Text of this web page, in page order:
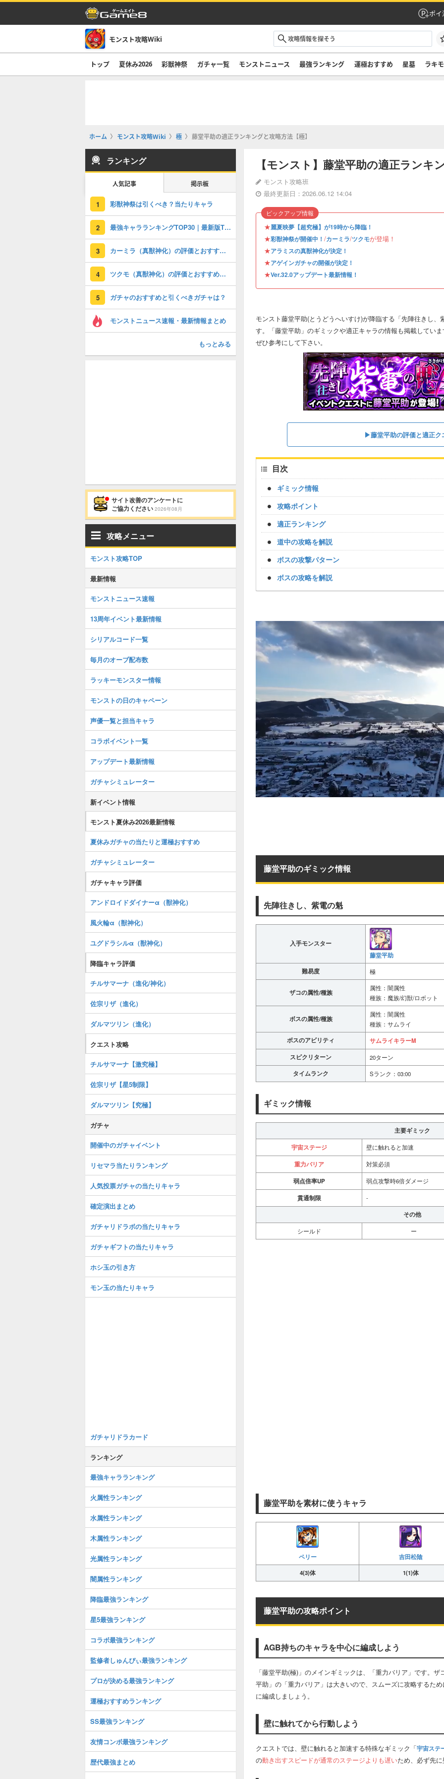
ポイ
モンスト攻略Wiki
トップ 夏休み2026 彩獣神祭 ガチャ一覧 モンストニュース 最強ランキング 運極おすすめ 星墓 ラキ
ホーム モンスト攻略Wiki 極 藤堂平助の適正ランキングと攻略方法【極】
【モンスト】藤堂平助の適正ランキ
モンスト攻略班
最終更新日：2026.06.12 14:04
★麗夏映夢【超究極】が19時から降臨！
★彩獣神祭が開催中！ /カーミラ/ツクモが登場！
★アラミスの真獣神化が決定！
★アゲインガチャの開催が決定！
★Ver.32.0アップデート最新情報！
ピックアップ情報
モンスト藤堂平助(とうどうへいすけ)が降臨する「先陣往きし
す。「藤堂平助」のギミックや適正キャラの情報も掲載してい
ぜひ参考にして下さい。
▶藤堂平助の評価と適正ク
目次
ギミック情報
攻略ポイント
適正ランキング
道中の攻略を解説
ボスの攻撃パターン
ボスの攻略を解説
藤堂平助のギミック情報
先陣往きし、紫電の魁
入手モンスター
藤堂平助
難易度 極
ザコの属性/種族
属性：闇属性
種族：魔族/幻獣/ロボット
ボスの属性/種族
属性：闇属性
種族：サムライ
ボスのアビリティ
サムライキラーM
スピクリターン
20ターン
タイムランク Sランク：03:00
ギミック情報
主要ギミック
宇宙ステージ
壁に触れると加速
重力バリア 対策必須
弱点倍率UP 弱点攻撃時6倍ダメージ
貫通制限 -
その他
シールド ー
藤堂平助を素材に使うキャラ
ペリー 吉田松陰
4(3)体 1(1)体
藤堂平助の攻略ポイント
AGB持ちのキャラを中心に編成しよう
「藤堂平助(極)」のメインギミックは、「重力バリア」です。
平助」の「重力バリア」は大きいので、スムーズに攻略するた
に編成しましょう。
壁に触れてから行動しよう
クエストでは、壁に触れると加速する特殊なギミック「宇宙ステ
の動き出すスピードが通常のステージよりも遅いため、必ず先
ランキング
人気記事 掲示板
1 彩獣神祭は引くべき？当たりキャラ
2 最強キャラランキングTOP30｜最新版Tier
3 カーミラ（真獣神化）の評価とおすすめのわくわくの実
4 ツクモ（真獣神化）の評価とおすすめのわくわくの実
5 ガチャのおすすめと引くべきガチャは？
モンストニュース速報・最新情報まとめ
もっとみる
サイト改善のアンケートに
ご協力ください 2026年08月
攻略メニュー
モンスト攻略TOP
最新情報
モンストニュース速報
13周年イベント最新情報
シリアルコード一覧
毎月のオーブ配布数
ラッキーモンスター情報
モンストの日のキャペーン
声優一覧と担当キャラ
コラボイベント一覧
アップデート最新情報
ガチャシミュレーター
新イベント情報
モンスト夏休み2026最新情報
夏休みガチャの当たりと運極おすすめ
ガチャシミュレーター
ガチャキャラ評価
アンドロイドダイナーα（獣神化）
風火輪α（獣神化）
ユグドラシルα（獣神化）
降臨キャラ評価
チルサマーナ（進化/神化）
佐宗リザ（進化）
ダルマツリン（進化）
クエスト攻略
チルサマーナ【激究極】
佐宗リザ【星5制限】
ダルマツリン【究極】
ガチャ
開催中のガチャイベント
リセマラ当たりランキング
人気投票ガチャの当たりキャラ
確定演出まとめ
ガチャリドラボの当たりキャラ
ガチャギフトの当たりキャラ
ホシ玉の引き方
モン玉の当たりキャラ
ガチャリドラカード
ランキング
最強キャラランキング
火属性ランキング
水属性ランキング
木属性ランキング
光属性ランキング
闇属性ランキング
降臨最強ランキング
星5最強ランキング
コラボ最強ランキング
監修者しゅんぴぃ最強ランキング
プロが決める最強ランキング
運極おすすめランキング
SS最強ランキング
友情コンボ最強ランキング
歴代最強まとめ